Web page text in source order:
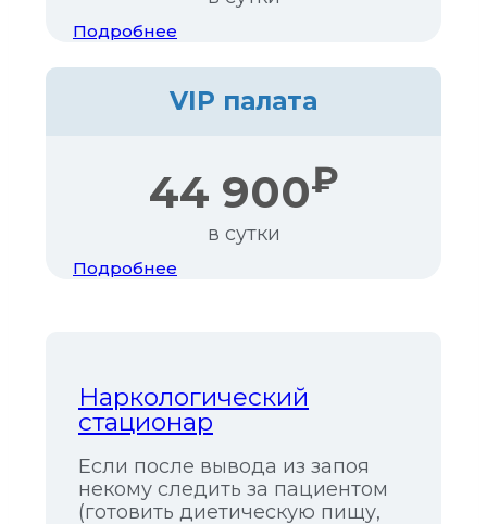
Подробнее
VIP палата
44 900₽
в сутки
Подробнее
Наркологический
стационар
Если после вывода из запоя
некому следить за пациентом
(готовить диетическую пищу,